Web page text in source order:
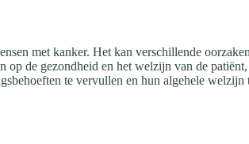
met kanker. Het kan verschillende
de gezondheid en het welzijn van de
te vervullen en hun algehele welzijn